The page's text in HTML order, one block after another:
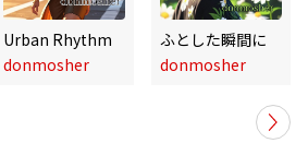
Urban Rhythm
donmosher
ふとした瞬間に
donmosher